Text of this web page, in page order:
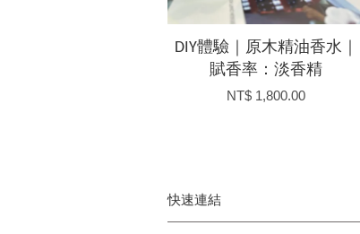
DIY體驗｜原木精油香水｜
賦香率：淡香精
NT$ 1,800.00
快速連結